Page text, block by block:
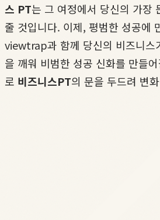
스 PT는 그 여정에서 당신의 가장
줄 것입니다. 이제, 평범한 성공에
viewtrap과 함께 당신의 비즈니스
을 깨워 비범한 성공 신화를 만들
로 비즈니스PT의 문을 두드려 변